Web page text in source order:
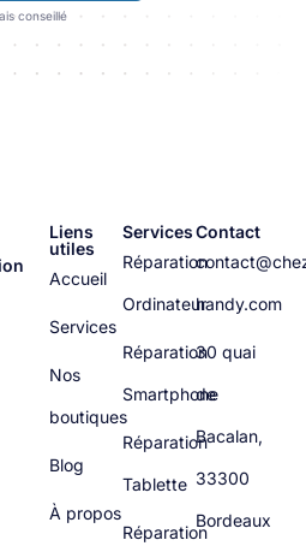
conseillé
Liens
utiles
Accueil
Services
Nos
boutiques
Blog
À propos
Services
Réparation
Ordinateur
Réparation
Smartphone
Réparation
Tablette
Réparation
Contact
handy.com
30 quai
de
Bacalan,
33300
Bordeaux